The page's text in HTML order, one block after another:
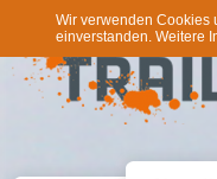
Wir verwenden Cookies
einverstanden. Weitere